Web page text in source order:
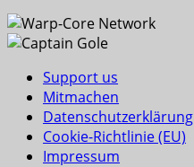
Support us
Mitmachen
Datenschutzerklärung
Cookie-Richtlinie (EU)
Impressum